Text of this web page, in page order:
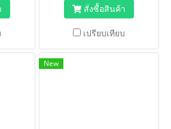
น้ำแข็ง อาหารสด
สั่งซื้อสินค้า
เปรียบเทียบ
New